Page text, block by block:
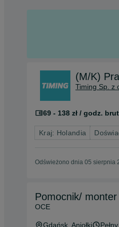
(M/K)
Timing Sp. z
69 - 138 zł / godz.
Kraj: Holandia
Odświeżono dnia 05 sierpnia
Pomocnik/
OCE
Gdańsk , Aniołki